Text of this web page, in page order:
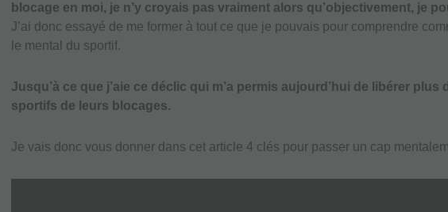
blocage en moi, je n’y croyais pas vraiment alors qu’objectivement, je
J’ai donc essayé de me former à tout ce que je pouvais pour comprendre
le mental du sportif.
Jusqu’à ce que j’aie ce déclic qui m’a permis aujourd’hui de libérer plus
sportifs de leurs blocages.
Je vais donc vous donner dans cet article 4 clés pour passer un cap